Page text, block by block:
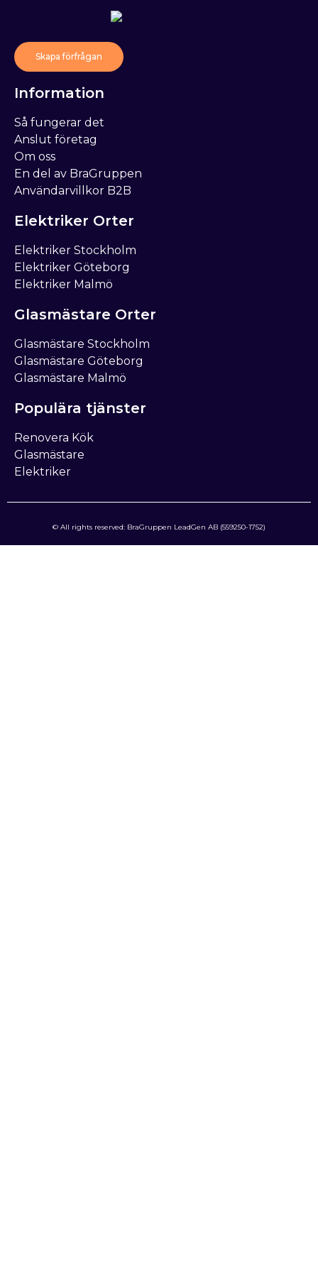
Populära tjänster
Renovera Kök
Glasmästare
Elektriker
Glasmästare Orter
Glasmästare Stockholm
Glasmästare Göteborg
Glasmästare Malmö
Elektriker Orter
Elektriker Stockholm
Elektriker Göteborg
Elektriker Malmö
Information
Så fungerar det
Anslut företag
Om oss
En del av BraGruppen
Användarvillkor B2B
Skapa förfrågan
© All rights reserved: BraGruppen LeadGen AB (559250-1752)